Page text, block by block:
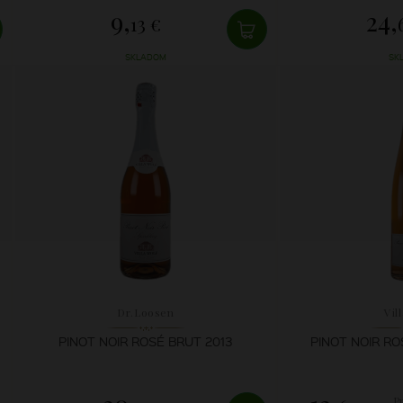
9,13 €
SKLADOM
24,
PINOT NOIR ROSÉ BRUT 2013 PINOT NOIR